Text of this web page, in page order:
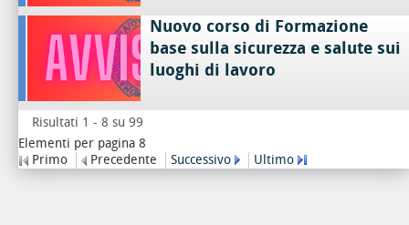
Nuovo corso di Formazione
base sulla sicurezza e salute sui
luoghi di lavoro
Risultati 1 - 8 su 99
Elementi per pagina 8
Primo
Precedente Successivo Ultimo